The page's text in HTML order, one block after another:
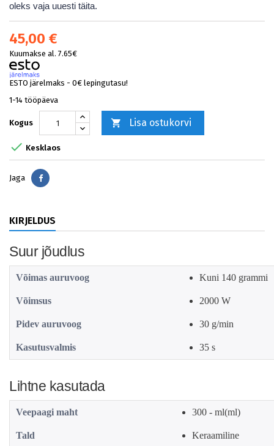
oleks vaja uuesti täita.
45,00 €
Kuumakse al. 7.65€
ESTO järelmaks - 0€ lepingutasu!
1-14 tööpäeva
Kogus  Lisa ostukorvi
 Kesklaos
Jaga Jaga
KIRJELDUS
Suur jõudlus
Võimas auruvoog Kuni 140 grammi
Võimsus 2000 W
Pidev auruvoog 30 g/min
Kasutusvalmis 35 s
Lihtne kasutada
Veepaagi maht 300 - ml(ml)
Tald Keraamiline